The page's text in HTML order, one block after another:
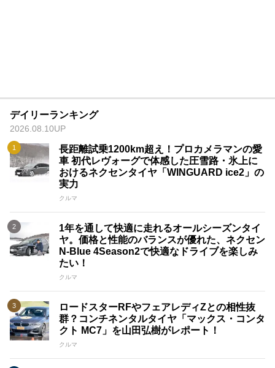
デイリーランキング
2026.08.10UP
長距離試乗1200km超え！プロカメラマンの愛
車 初代レヴォーグで体感した圧雪路・氷上に
おけるネクセンタイヤ「WINGUARD ice2」の
実力
クルマ
1年を通して快適に走れるオールシーズンタイ
ヤ。価格と性能のバランスが優れた、ネクセン
N-Blue 4Season2で快適なドライブを楽しみ
たい！
クルマ
ロードスターRFやフェアレディZとの相性抜
群？コンチネンタルタイヤ「マックス・コンタ
クト MC7」を山田弘樹がレポート！
クルマ